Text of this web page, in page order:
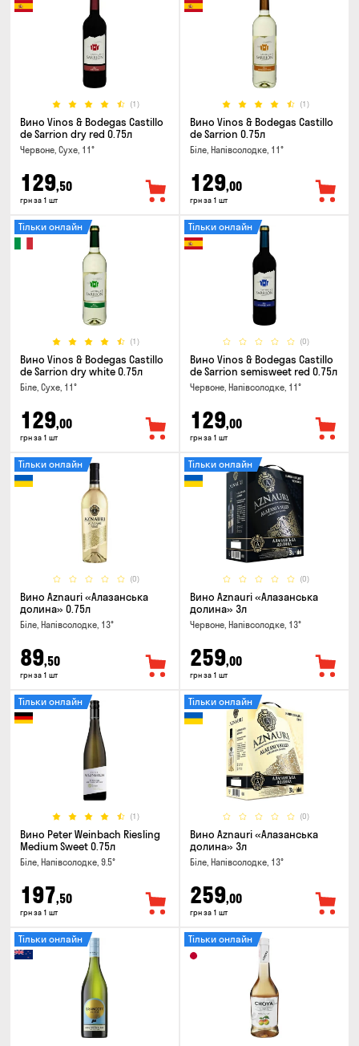
(1)
Вино Vinos & Bodegas Castillo
de Sarrion dry red 0.75л
Червоне, Сухе, 11°
129,50
грн за 1 шт
(1)
Вино Vinos & Bodegas Castillo
de Sarrion 0.75л
Біле, Напівсолодке, 11°
129,00
грн за 1 шт
(1)
Тільки онлайн
Вино Vinos & Bodegas Castillo
de Sarrion dry white 0.75л
Біле, Сухе, 11°
129,00
грн за 1 шт
(0)
Тільки онлайн
Вино Vinos & Bodegas Castillo
de Sarrion semisweet red 0.75л
Червоне, Напівсолодке, 11°
129,00
грн за 1 шт
(0)
Тільки онлайн
Вино Aznauri «Алазанська
долина» 0.75л
Біле, Напівсолодке, 13°
89,50
грн за 1 шт
(0)
Тільки онлайн
Вино Aznauri «Алазанська
долина» 3л
Червоне, Напівсолодке, 13°
259,00
грн за 1 шт
(1)
Тільки онлайн
Вино Peter Weinbach Riesling
Medium Sweet 0.75л
Біле, Напівсолодке, 9.5°
197,50
грн за 1 шт
(0)
Тільки онлайн
Вино Aznauri «Алазанська
долина» 3л
Біле, Напівсолодке, 13°
259,00
грн за 1 шт
Тільки онлайн Тільки онлайн